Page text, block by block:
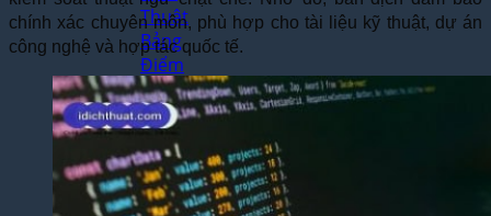
Thuật
Bảng
Điểm
Học
Bạ
Dịch
Thuật
Giấy
Khai
chính xác chuyên môn, phù hợp cho tài liệu kỹ thuật, dự án
công nghệ và hợp tác quốc tế.